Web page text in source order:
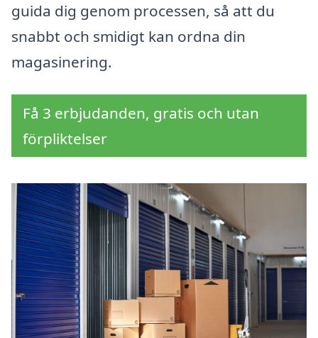
guida dig genom processen, så att du
snabbt och smidigt kan ordna din
magasinering.
Få 3 erbjudanden, gratis och utan
förpliktelser